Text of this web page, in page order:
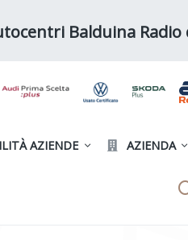
Balduina Radio
AZIENDE AZIENDA